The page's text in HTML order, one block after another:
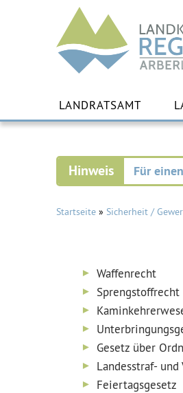
Landkreis
Regen
LANDRATSAMT
Für
Startseite » Sicherheit /
Waffenrecht
Sprengstoffrecht
Gesetz über
Landesstraf-
Feiertagsgesetz